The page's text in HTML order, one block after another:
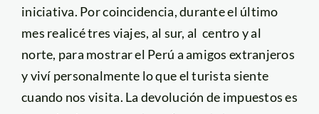
iniciativa. Por coincidencia, durante el último
mes realicé tres viajes, al sur, al centro y al
norte, para mostrar el Perú a amigos extranjeros
y viví personalmente lo que el turista siente
cuando nos visita. La devolución de impuestos es